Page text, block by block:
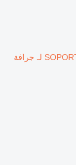
قطعة الغيار الأخرى للمحرك SOPORTE 3824A021 لـ جرافة